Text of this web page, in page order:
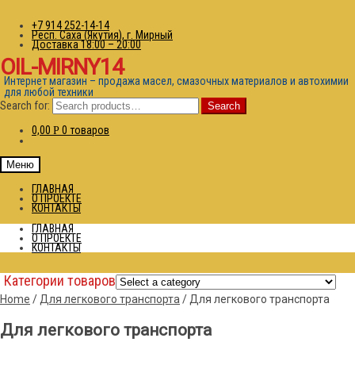
+7 914 252-14-14
Респ. Саха (Якутия), г. Мирный
Доставка 18:00 – 20:00
OIL-MIRNY14
Интернет магазин – продажа масел, смазочных материалов и автохимии
для любой техники
Search for:
Search
0,00 Р 0 товаров
Меню
ГЛАВНАЯ
О ПРОЕКТЕ
КОНТАКТЫ
ГЛАВНАЯ
О ПРОЕКТЕ
КОНТАКТЫ
Категории товаров
Home / Для легкового транспорта / Для легкового транспорта
Для легкового транспорта